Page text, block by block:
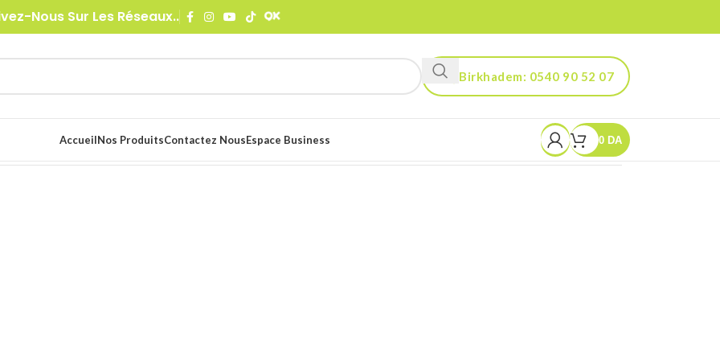
Nous Sur Les Réseaux..
Birkhadem: 0540 90 52 07
Kouba: 0560 90 52 03
AccueilNos ProduitsContactez NousEspace Business 0 DA